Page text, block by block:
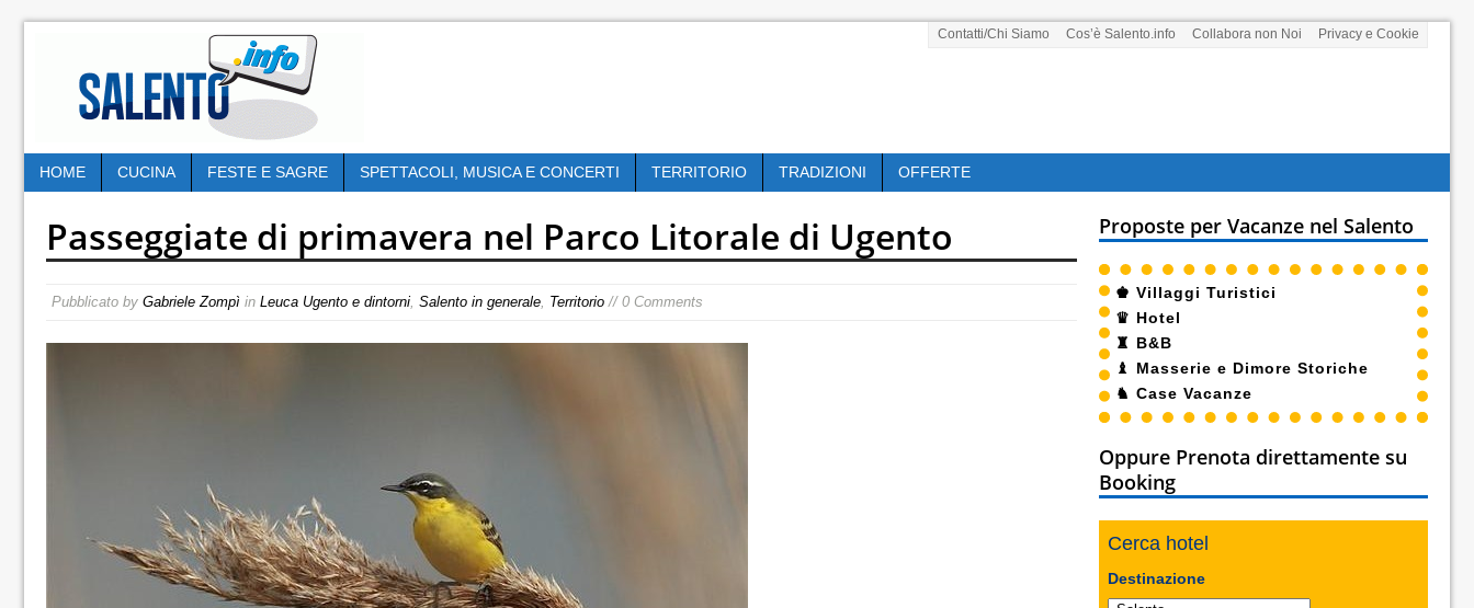
Contatti/Chi Siamo Cos’è Salento.info Collabora non Noi Privacy e Cookie
HOME CUCINA FESTE E SAGRE SPETTACOLI, MUSICA E CONCERTI TERRITORIO TRADIZIONI OFFERTE
Passeggiate di primavera nel Parco Litorale di Ugento
Pubblicato by Gabriele Zompì in Leuca Ugento e dintorni Salento in generale Territorio // 0 Comments
Proposte per Vacanze nel Salento
♚ Villaggi Turistici
♛ Hotel
♜ B&B
♝ Masserie e Dimore Storiche
♞ Case Vacanze
Oppure Prenota direttamente su
Booking
Cerca hotel
Destinazione